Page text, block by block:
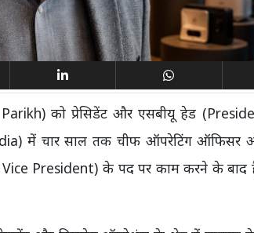
को प्रेसिडेंट और एसबीयू हेड
में चार साल तक चीफ ऑपरेटिंग ऑफिसर
President) के पद पर काम करने के बाद